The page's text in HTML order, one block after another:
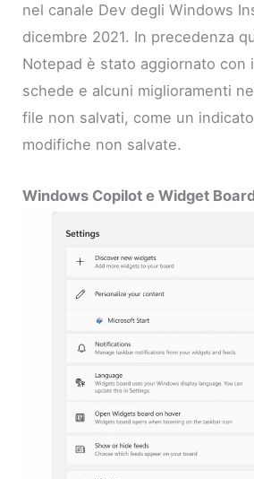
nel canale Dev degli Windows
dicembre 2021. In precedenza
Notepad è stato aggiornato con
schede e alcuni miglioramenti
file non salvati, come un
modifiche non salvate.
Windows Copilot e Widget